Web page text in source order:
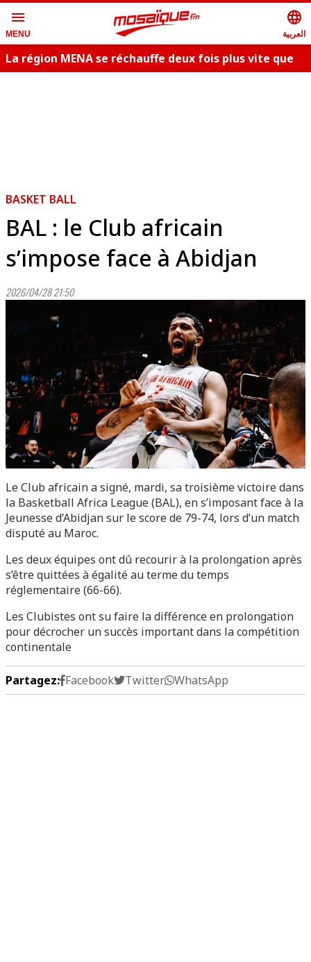
menu
MENU
language
العربية
La région MENA se réchauffe deux fois plus vite que
BASKET BALL
BAL : le Club africain
s’impose face à Abidjan
2026/04/28 21:50
Le Club africain a signé, mardi, sa troisième victoire dans
la Basketball Africa League (BAL), en s’imposant face à la
Jeunesse d’Abidjan sur le score de 79-74, lors d’un match
disputé au Maroc.
Les deux équipes ont dû recourir à la prolongation après
s’être quittées à égalité au terme du temps
réglementaire (66-66).
Les Clubistes ont su faire la différence en prolongation
pour décrocher un succès important dans la compétition
continentale
Partagez: Facebook Twitter WhatsApp